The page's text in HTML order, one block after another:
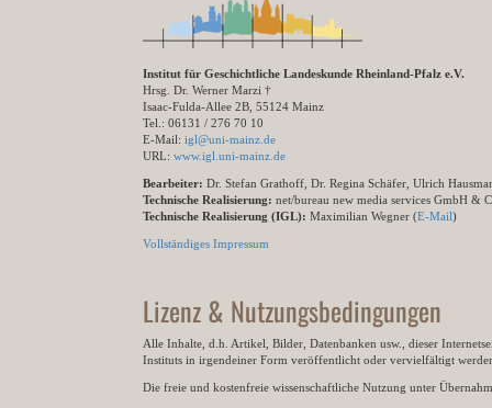
Institut für Geschichtliche Landeskunde Rheinland-Pfalz e.V.
Hrsg. Dr. Werner Marzi †
Isaac-Fulda-Allee 2B, 55124 Mainz
Tel.: 06131 / 276 70 10
E-Mail: igl@uni-mainz.de
URL: www.igl.uni-mainz.de
Bearbeiter: Dr. Stefan Grathoff, Dr. Regina Schäfer, Ulrich
Technische Realisierung: net/bureau new media services GmbH &
Technische Realisierung (IGL): Maximilian Wegner (E-Mail)
Vollständiges Impressum
Lizenz & Nutzungsbedingungen
Alle Inhalte, d.h. Artikel, Bilder, Datenbanken usw., dieser
Instituts in irgendeiner Form veröffentlicht oder vervielfältigt
Die freie und kostenfreie wissenschaftliche Nutzung unter